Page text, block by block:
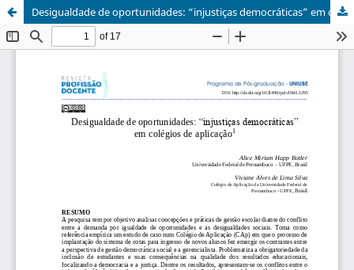
Desigualdade de oportunidades: “injustiças democráticas” em colégios de aplicação